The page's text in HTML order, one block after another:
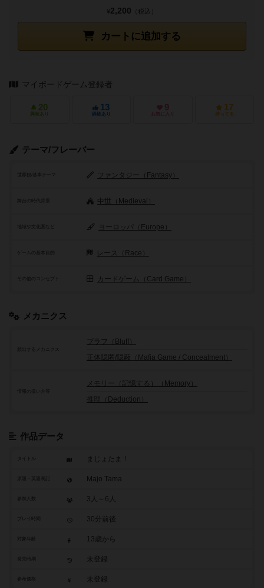
カートに追加する
¥2,200 （税込）
マイボードゲーム登録者
20
興味あり
13
経験あり
9
お気に入り
17
持ってる
テーマ/フレーバー
世界観/基本テーマ ファンタジー（Fantasy）
舞台の時代背景 中世（Medieval）
地域や文化圏など ヨーロッパ（Europe）
レース（Race）
その他のコンセプト カードゲーム（Card Game）
メカニクス
頻出するメカニクス
ブラフ（Bluff）
正体隠匿/隠蔽（Mafia Game / Concealment）
メモリー（記憶する）（Memory）
推理（Deduction）
作品データ
タイトル まじょたま！
原題・英題表記 Majo Tama
参加人数 3人～6人
30分前後
対象年齢 13歳から
未登録
参考価格 未登録